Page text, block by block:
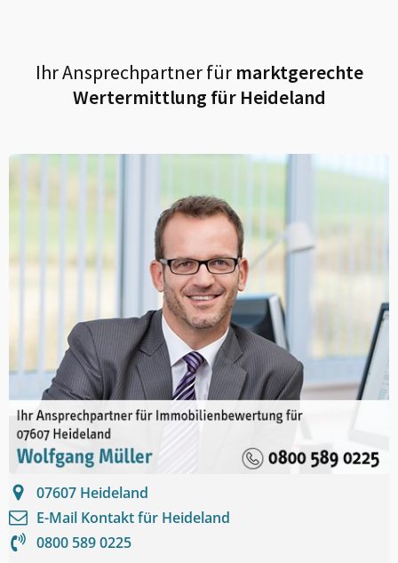
Ihr Ansprechpartner fürmarktgerechte
Wertermittlung für Heideland
07607 Heideland
E-Mail Kontakt für Heideland
0800 589 0225